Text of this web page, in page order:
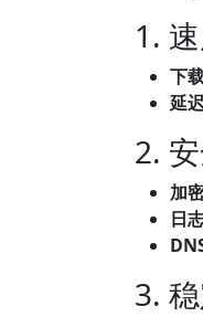
1.
下
延
2.
加
日
3.